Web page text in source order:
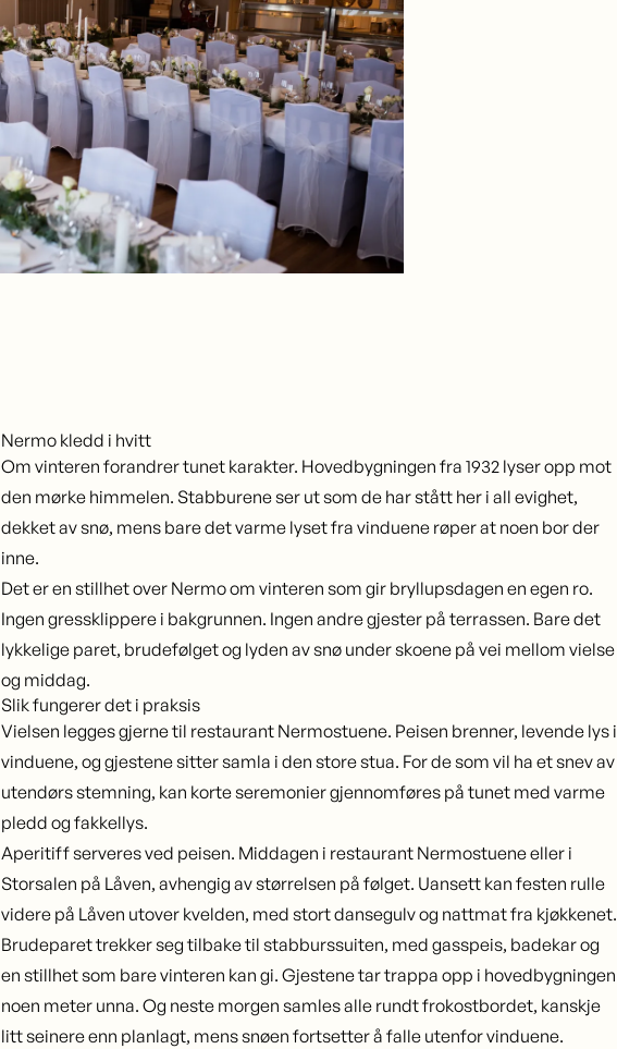
Nermo kledd i hvitt
Om vinteren forandrer tunet karakter. Hovedbygningen fra 1932 lyser opp mot
den mørke himmelen. Stabburene ser ut som de har stått her i all evighet,
dekket av snø, mens bare det varme lyset fra vinduene røper at noen bor der
inne.
Det er en stillhet over Nermo om vinteren som gir bryllupsdagen en egen ro.
Ingen gressklippere i bakgrunnen. Ingen andre gjester på terrassen. Bare det
lykkelige paret, brudefølget og lyden av snø under skoene på vei mellom vielse
og middag.
Slik fungerer det i praksis
Vielsen legges gjerne til restaurant Nermostuene. Peisen brenner, levende lys i
vinduene, og gjestene sitter samla i den store stua. For de som vil ha et snev av
utendørs stemning, kan korte seremonier gjennomføres på tunet med varme
pledd og fakkellys.
Aperitiff serveres ved peisen. Middagen i restaurant Nermostuene eller i
Storsalen på Låven, avhengig av størrelsen på følget. Uansett kan festen rulle
videre på Låven utover kvelden, med stort dansegulv og nattmat fra kjøkkenet.
Brudeparet trekker seg tilbake til stabburssuiten, med gasspeis, badekar og
en stillhet som bare vinteren kan gi. Gjestene tar trappa opp i hovedbygningen
noen meter unna. Og neste morgen samles alle rundt frokostbordet, kanskje
litt seinere enn planlagt, mens snøen fortsetter å falle utenfor vinduene.